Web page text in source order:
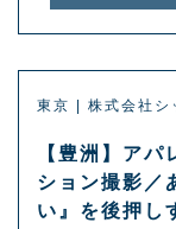
東京 | 株式会社シ
【豊洲】ア
ション撮影／
い』を後押し